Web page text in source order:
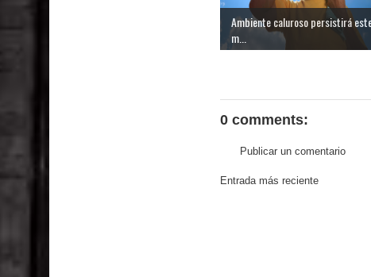
Ambiente caluroso persistirá
m...
0 comments:
Publicar un comentario
Entrada más reciente